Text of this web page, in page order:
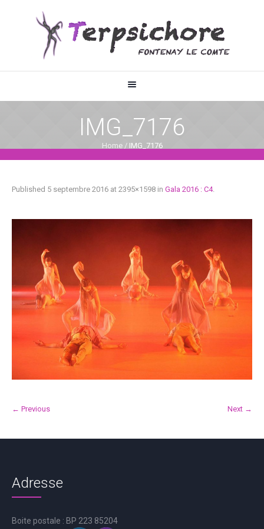
IMG_7176
Home / IMG_7176
Published 5 septembre 2016 at 2395×1598 in Gala 2016 : C4.
← Previous Next →
Adresse
Boite postale : BP 223 85204